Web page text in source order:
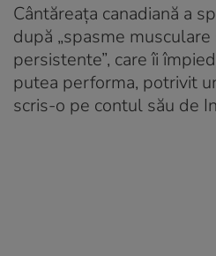
Cântăreața canadiană a
după „spasme
persistente”, care îi
putea performa, potrivit
scris-o pe contul său de